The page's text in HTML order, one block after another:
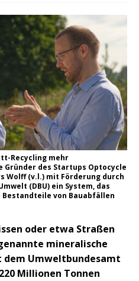
Recycling mehr
des Startups Optocycle
Wolff (v.l.) mit Förderung durch
(DBU) ein System, das
von Bauabfällen
oder etwa Straßen
mineralische
dem Umweltbundesamt
Millionen Tonnen